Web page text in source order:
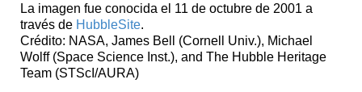
La imagen fue conocida el 11 de octubre de 2001 a
través de HubbleSite.
Crédito: NASA, James Bell (Cornell Univ.), Michael
Wolff (Space Science Inst.), and The Hubble Heritage
Team (STScI/AURA)